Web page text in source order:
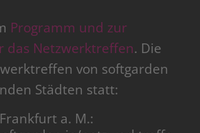
Programm und zur
das Netzwerktreffen. Die
von softgarden
Städten statt:
a. M.: